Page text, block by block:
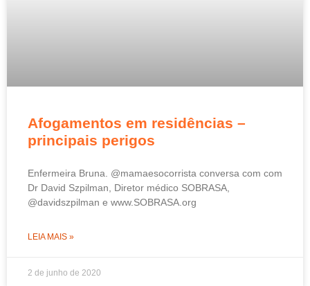
Afogamentos em residências –
principais perigos
Enfermeira Bruna. @mamaesocorrista conversa com com
Dr David Szpilman, Diretor médico SOBRASA,
@davidszpilman e www.SOBRASA.org
LEIA MAIS »
2 de junho de 2020